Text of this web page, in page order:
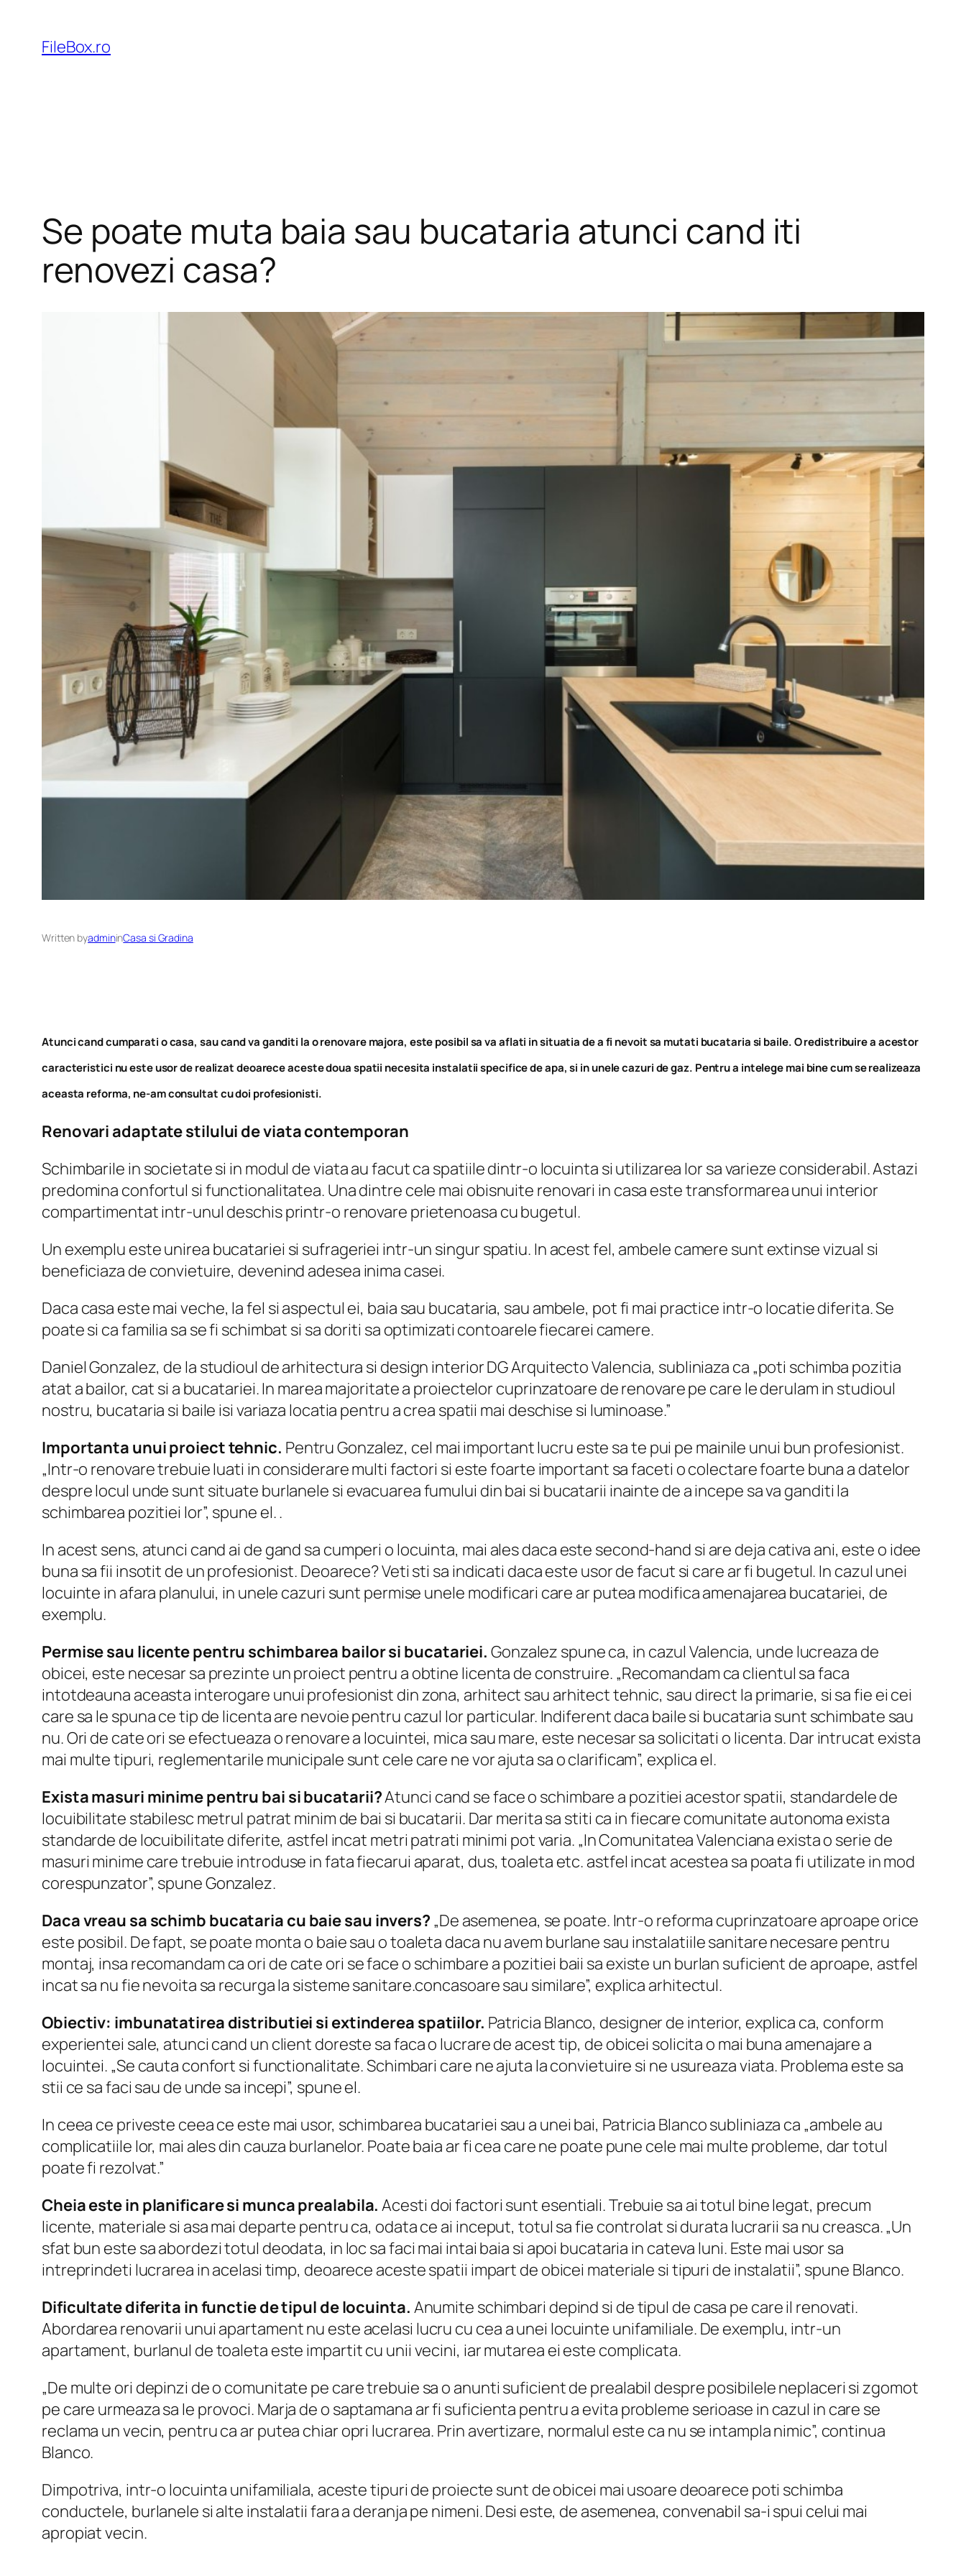
content
FileBox.ro
Se poate muta baia sau bucataria atunci cand iti
renovezi casa?
Written byadmininCasa si Gradina
Atunci cand cumparati o casa, sau cand va ganditi la o renovare majora, este posibil sa va aflati in situatia de a fi nevoit sa mutati bucataria si baile. O redistribuire a acestor
caracteristici nu este usor de realizat deoarece aceste doua spatii necesita instalatii specifice de apa, si in unele cazuri de gaz. Pentru a intelege mai bine cum se realizeaza
aceasta reforma, ne-am consultat cu doi profesionisti.
Renovari adaptate stilului de viata contemporan
Schimbarile in societate si in modul de viata au facut ca spatiile dintr-o locuinta si utilizarea lor sa varieze considerabil. Astazi
predomina confortul si functionalitatea. Una dintre cele mai obisnuite renovari in casa este transformarea unui interior
compartimentat intr-unul deschis printr-o renovare prietenoasa cu bugetul.
Un exemplu este unirea bucatariei si sufrageriei intr-un singur spatiu. In acest fel, ambele camere sunt extinse vizual si
beneficiaza de convietuire, devenind adesea inima casei.
Daca casa este mai veche, la fel si aspectul ei, baia sau bucataria, sau ambele, pot fi mai practice intr-o locatie diferita. Se
poate si ca familia sa se fi schimbat si sa doriti sa optimizati contoarele fiecarei camere.
Daniel Gonzalez, de la studioul de arhitectura si design interior DG Arquitecto Valencia, subliniaza ca „poti schimba pozitia
atat a bailor, cat si a bucatariei. In marea majoritate a proiectelor cuprinzatoare de renovare pe care le derulam in studioul
nostru, bucataria si baile isi variaza locatia pentru a crea spatii mai deschise si luminoase.”
Importanta unui proiect tehnic. Pentru Gonzalez, cel mai important lucru este sa te pui pe mainile unui bun profesionist.
„Intr-o renovare trebuie luati in considerare multi factori si este foarte important sa faceti o colectare foarte buna a datelor
despre locul unde sunt situate burlanele si evacuarea fumului din bai si bucatarii inainte de a incepe sa va ganditi la
schimbarea pozitiei lor”, spune el. .
In acest sens, atunci cand ai de gand sa cumperi o locuinta, mai ales daca este second-hand si are deja cativa ani, este o idee
buna sa fii insotit de un profesionist. Deoarece? Veti sti sa indicati daca este usor de facut si care ar fi bugetul. In cazul unei
locuinte in afara planului, in unele cazuri sunt permise unele modificari care ar putea modifica amenajarea bucatariei, de
exemplu.
Permise sau licente pentru schimbarea bailor si bucatariei. Gonzalez spune ca, in cazul Valencia, unde lucreaza de
obicei, este necesar sa prezinte un proiect pentru a obtine licenta de construire. „Recomandam ca clientul sa faca
intotdeauna aceasta interogare unui profesionist din zona, arhitect sau arhitect tehnic, sau direct la primarie, si sa fie ei cei
care sa le spuna ce tip de licenta are nevoie pentru cazul lor particular. Indiferent daca baile si bucataria sunt schimbate sau
nu. Ori de cate ori se efectueaza o renovare a locuintei, mica sau mare, este necesar sa solicitati o licenta. Dar intrucat exista
mai multe tipuri, reglementarile municipale sunt cele care ne vor ajuta sa o clarificam”, explica el.
Exista masuri minime pentru bai si bucatarii?Atunci cand se face o schimbare a pozitiei acestor spatii, standardele de
locuibilitate stabilesc metrul patrat minim de bai si bucatarii. Dar merita sa stiti ca in fiecare comunitate autonoma exista
standarde de locuibilitate diferite, astfel incat metri patrati minimi pot varia. „In Comunitatea Valenciana exista o serie de
masuri minime care trebuie introduse in fata fiecarui aparat, dus, toaleta etc. astfel incat acestea sa poata fi utilizate in mod
corespunzator”, spune Gonzalez.
Daca vreau sa schimb bucataria cu baie sau invers? „De asemenea, se poate. Intr-o reforma cuprinzatoare aproape orice
este posibil. De fapt, se poate monta o baie sau o toaleta daca nu avem burlane sau instalatiile sanitare necesare pentru
montaj, insa recomandam ca ori de cate ori se face o schimbare a pozitiei baii sa existe un burlan suficient de aproape, astfel
incat sa nu fie nevoita sa recurga la sisteme sanitare.concasoare sau similare”, explica arhitectul.
Obiectiv: imbunatatirea distributiei si extinderea spatiilor. Patricia Blanco, designer de interior, explica ca, conform
experientei sale, atunci cand un client doreste sa faca o lucrare de acest tip, de obicei solicita o mai buna amenajare a
locuintei. „Se cauta confort si functionalitate. Schimbari care ne ajuta la convietuire si ne usureaza viata. Problema este sa
stii ce sa faci sau de unde sa incepi”, spune el.
In ceea ce priveste ceea ce este mai usor, schimbarea bucatariei sau a unei bai, Patricia Blanco subliniaza ca „ambele au
complicatiile lor, mai ales din cauza burlanelor. Poate baia ar fi cea care ne poate pune cele mai multe probleme, dar totul
poate fi rezolvat.”
Cheia este in planificare si munca prealabila.Acesti doi factori sunt esentiali. Trebuie sa ai totul bine legat, precum
licente, materiale si asa mai departe pentru ca, odata ce ai inceput, totul sa fie controlat si durata lucrarii sa nu creasca. „Un
sfat bun este sa abordezi totul deodata, in loc sa faci mai intai baia si apoi bucataria in cateva luni. Este mai usor sa
intreprindeti lucrarea in acelasi timp, deoarece aceste spatii impart de obicei materiale si tipuri de instalatii”, spune Blanco.
Dificultate diferita in functie de tipul de locuinta. Anumite schimbari depind si de tipul de casa pe care il renovati.
Abordarea renovarii unui apartament nu este acelasi lucru cu cea a unei locuinte unifamiliale. De exemplu, intr-un
apartament, burlanul de toaleta este impartit cu unii vecini, iar mutarea ei este complicata.
„De multe ori depinzi de o comunitate pe care trebuie sa o anunti suficient de prealabil despre posibilele neplaceri si zgomot
pe care urmeaza sa le provoci. Marja de o saptamana ar fi suficienta pentru a evita probleme serioase in cazul in care se
reclama un vecin, pentru ca ar putea chiar opri lucrarea. Prin avertizare, normalul este ca nu se intampla nimic”, continua
Blanco.
Dimpotriva, intr-o locuinta unifamiliala, aceste tipuri de proiecte sunt de obicei mai usoare deoarece poti schimba
conductele, burlanele si alte instalatii fara a deranja pe nimeni. Desi este, de asemenea, convenabil sa-i spui celui mai
apropiat vecin.